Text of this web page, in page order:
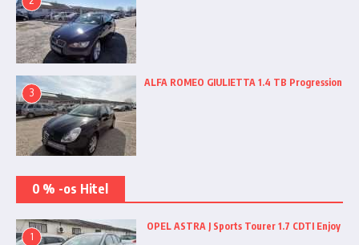
3
ALFA ROMEO GIULIETTA 1.4 TB Progression
0 % -os Hitel
1
OPEL ASTRA J Sports Tourer 1.7 CDTI Enjoy